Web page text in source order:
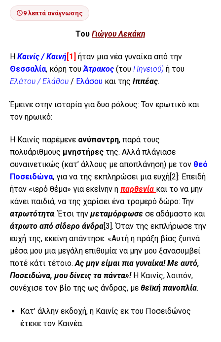
9 λεπτά ανάγνωσης
Του Γιώγου Λεκάκη
Η Καινίς / Καινή [1]
ήταν μια νέα γυναίκα από την
Θεσσαλία, κόρη του Άτρακος (του Πηνειού) ή του
Ελάτου / Ελάθου / Ελάσου και της Ιππέας.
Έμεινε στην ιστορία για δυο ρόλους: Τον ερωτικό και
τον ηρωικό:
Η Καινίς παρέμενε ανύπαντρη, παρά τους
πολυάριθμους μνηστήρες της. Αλλά πλάγιασε
συναινετικώς (κατ’ άλλους με αποπλάνηση) με τον θεό
Ποσειδώνα, για να της εκπληρώσει μια ευχή [2] : Επειδή
ήταν «ιερό θέμα» για εκείνην η παρθενία και το να μην
κάνει παιδιά, να της χαρίσει ένα τρομερό δώρο: Την
ατρωτότητα. Έτσι την μεταμόρφωσε σε αδάμαστο και
άτρωτο από σίδερο άνδρα [3] . Όταν της εκπλήρωσε την
ευχή της, εκείνη απάντησε: «Αυτή η πράξη βίας ξυπνά
μέσα μου μια μεγάλη επιθυμία: να μην μου ξανασυμβεί
ποτέ κάτι τέτοιο.Ας μην είμαι πια γυναίκα! Με αυτό,
Ποσειδώνα, μου δίνεις τα πάντα»! Η Καινίς, λοιπόν,
συνέχισε τον βίο της ως άνδρας, με θεϊκή πανοπλία.
Κατ’ άλλην εκδοχή, η Καινίς εκ του Ποσειδώνος
έτεκε τον Καινέα.